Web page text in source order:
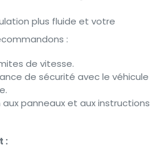
plus fluide et votre
:
de vitesse.
de sécurité avec le véhicule
panneaux et aux instructions
: